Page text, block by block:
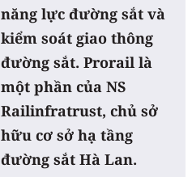
năng lực đường sắt và
kiểm soát giao thông
đường sắt. Prorail là
một phần của NS
Railinfratrust, chủ sở
hữu cơ sở hạ tầng
đường sắt Hà Lan.